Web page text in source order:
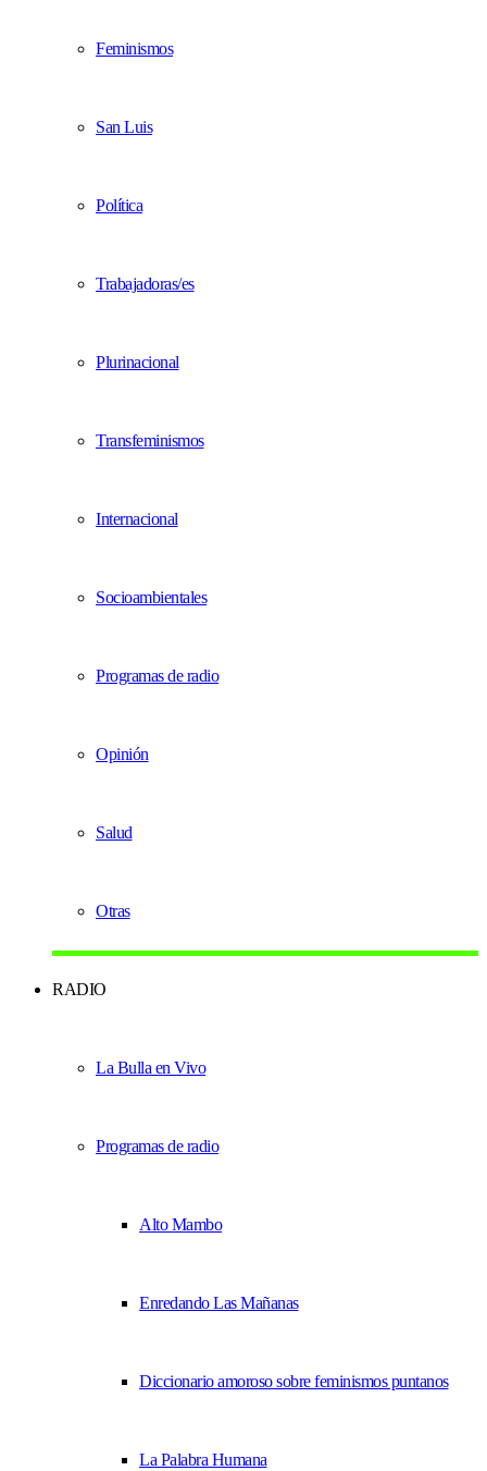
Feminismos
San Luis
Política
Trabajadoras/es
Plurinacional
Transfeminismos
Internacional
Socioambientales
Programas de radio
Opinión
Salud
Otras
RADIO
La Bulla en Vivo
Programas de radio
Alto Mambo
Enredando Las Mañanas
Diccionario amoroso sobre feminismos puntanos
La Palabra Humana